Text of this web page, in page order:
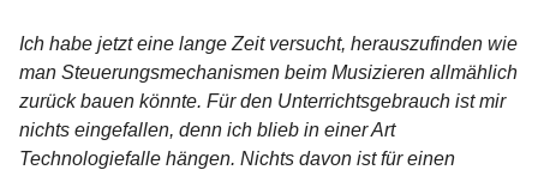
Ich habe jetzt eine lange Zeit versucht, herauszufinden wie
man Steuerungsmechanismen beim Musizieren allmählich
zurück bauen könnte. Für den Unterrichtsgebrauch ist mir
nichts eingefallen, denn ich blieb in einer Art
Technologiefalle hängen. Nichts davon ist für einen